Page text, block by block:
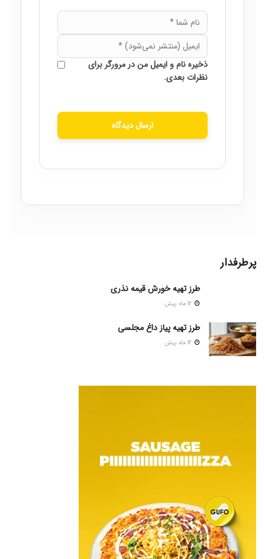
ذخیره نام و ایمیل من در مرورگر برای
نظرات بعدی.
ارسال دیدگاه
پرطرفدار
طرز تهیه خورش قیمه نذری
طرز تهیه پیاز داغ مجلسی